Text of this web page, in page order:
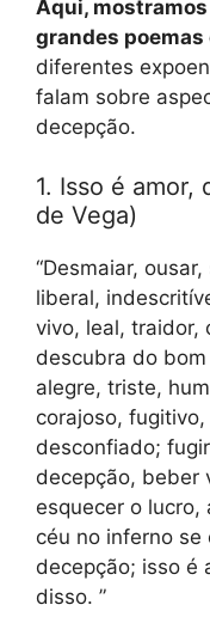
Aqui,
grandes
diferentes
falam sobre
decepção.
1. Isso é amor,
de Vega)
“Desmaiar,
liberal,
vivo, leal, traidor,
descubra do
alegre, triste,
corajoso,
desconfiado;
decepção, beber
esquecer o lucro,
céu no inferno se
decepção; isso é
disso. ”